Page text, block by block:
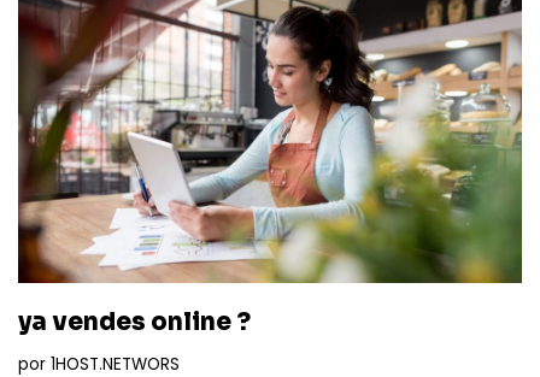
ya vendes online ?
por 1HOST.NETWORS